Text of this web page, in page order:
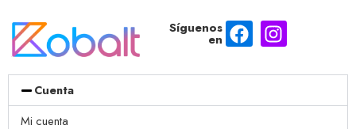
Síguenos
en
Cuenta
Mi cuenta